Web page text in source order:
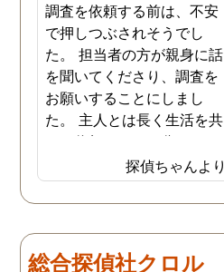
調査を依頼する前は、不安
で押しつぶされそうでし
た。 担当者の方が親身に話
を聞いてくださり、調査を
お願いすることにしまし
た。 主人とは長く生活を共
にし信頼していた分、とて
も悔しい結果となってしま
い残念です。 子ども達の
為、私自身の為にも結果を
決断しました。 私一人では
探偵ちゃんより
総合探偵社クロル